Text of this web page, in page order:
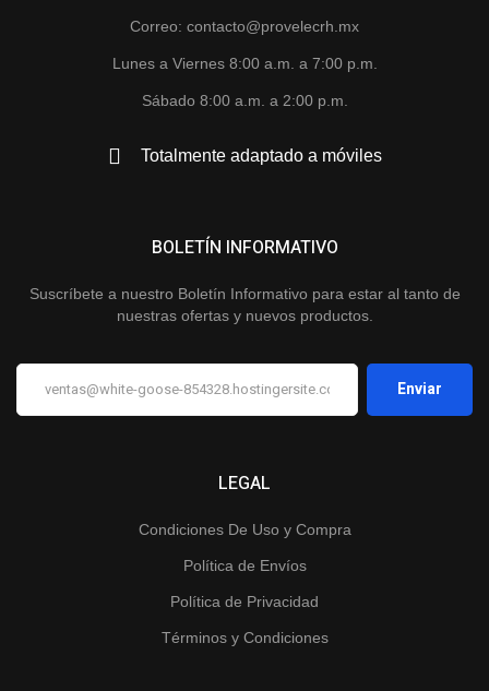
Correo: contacto@provelecrh.mx
Lunes a Viernes 8:00 a.m. a 7:00 p.m.
Sábado 8:00 a.m. a 2:00 p.m.
Totalmente adaptado a móviles
LEGAL
Condiciones De Uso y Compra
Política de Envíos
Política de Privacidad
Términos y Condiciones
BOLETÍN INFORMATIVO
Suscríbete a nuestro Boletín Informativo para estar al tanto de
nuestras ofertas y nuevos productos.